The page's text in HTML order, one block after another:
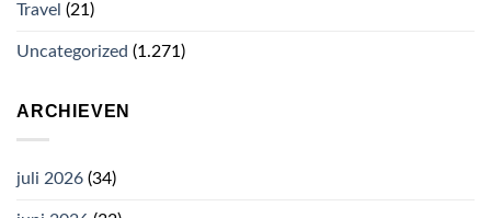
Travel (21)
Uncategorized (1.271)
ARCHIEVEN
juli 2026 (34)